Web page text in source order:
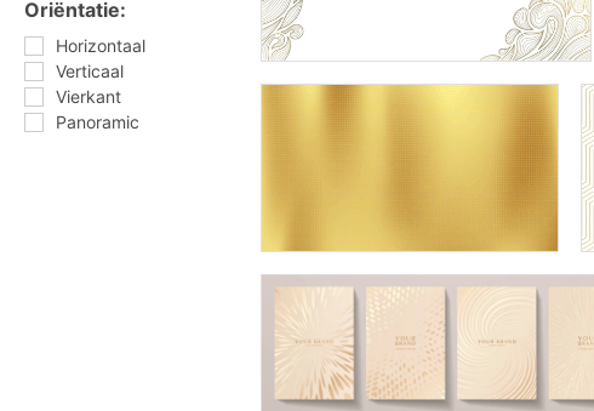
Oriëntatie:
Horizontaal
Verticaal
Vierkant
Panoramic